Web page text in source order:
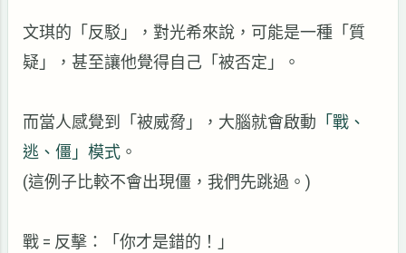
文琪的「反駁」，對光希來說，可能是一種「質
疑」，甚至讓他覺得自己「被否定」。
而當人感覺到「被威脅」，大腦就會啟動 「戰、
逃、僵」模式 。
(這例子比較不會出現僵，我們先跳過。 )
戰 = 反擊：「你才是錯的！」